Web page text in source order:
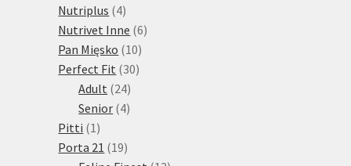
Nutriplus 44
produkty
Nutrivet Inne 66
Pan Mięsko 1010
produktů
Perfect Fit 3030
Adult 2424
produktů
Senior 44
Pitti 1 1
produkt
Porta 21 1919